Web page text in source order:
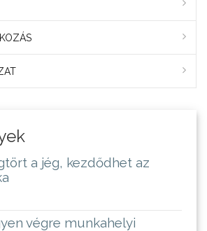
a jég, kezdődhet az
végre munkahelyi